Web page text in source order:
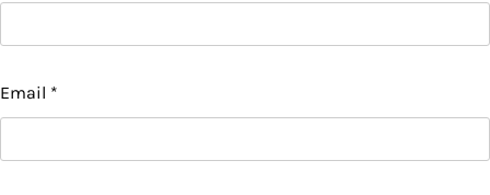
Email *